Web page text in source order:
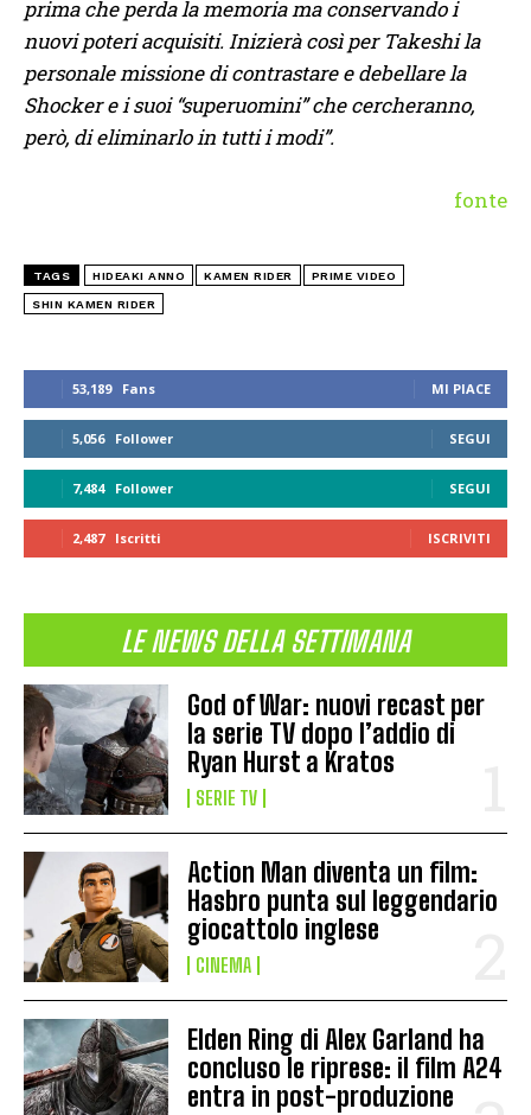
53,189 Fans MI PIACE
5,056 Follower SEGUI
7,484 Follower SEGUI
2,487 Iscritti ISCRIVITI
LE NEWS DELLA SETTIMANA
God of War: nuovi recast per
la serie TV dopo l’addio di
Ryan Hurst a Kratos
SERIE TV
Action Man diventa un film:
Hasbro punta sul leggendario
giocattolo inglese
CINEMA
Elden Ring di Alex Garland ha
concluso le riprese: il film A24
entra in post-produzione
prima che perda la memoria ma conservando i
nuovi poteri acquisiti. Inizierà così per Takeshi la
personale missione di contrastare e debellare la
Shocker e i suoi “superuomini” che cercheranno,
però, di eliminarlo in tutti i modi”.
fonte
TAGS HIDEAKI ANNO KAMEN RIDER PRIME VIDEO
SHIN KAMEN RIDER